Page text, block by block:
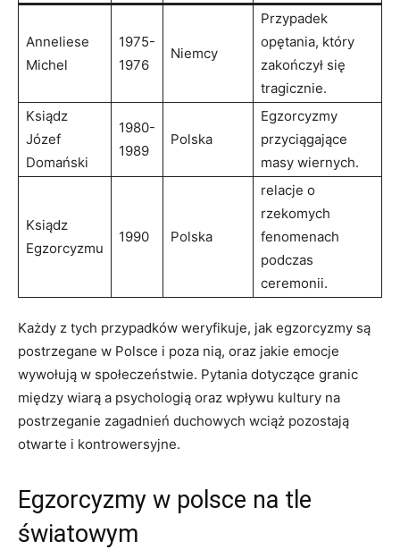
Anneliese
Michel
1975-
1976
Niemcy
Przypadek
⁣opętania,‍ który
zakończył⁣ się
tragicznie.
Ksiądz
Józef
Domański
1980-
1989
Polska
Egzorcyzmy
przyciągające
masy wiernych.
Ksiądz
Egzorcyzmu
1990 Polska
relacje o
rzekomych
fenomenach
podczas
ceremonii.
Każdy z tych ⁤przypadków weryfikuje, jak egzorcyzmy są
postrzegane w Polsce⁣ i⁢ poza nią, oraz jakie emocje
wywołują w⁤ społeczeństwie. Pytania‌ dotyczące granic
między wiarą a ⁤psychologią oraz wpływu kultury na
⁤postrzeganie zagadnień duchowych wciąż pozostają
otwarte i‍ kontrowersyjne.
Egzorcyzmy w⁤ polsce na tle⁤
światowym